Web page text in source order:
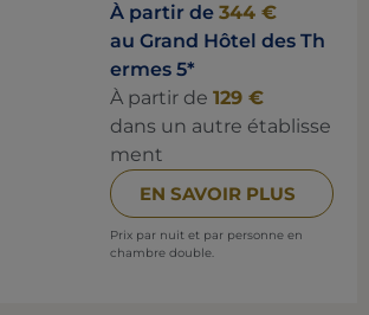
À partir de 344 €
au Grand Hôtel des Th
ermes 5*
À partir de 129 €
dans un autre établisse
ment
EN SAVOIR PLUS
Prix par nuit et par personne en
chambre double.